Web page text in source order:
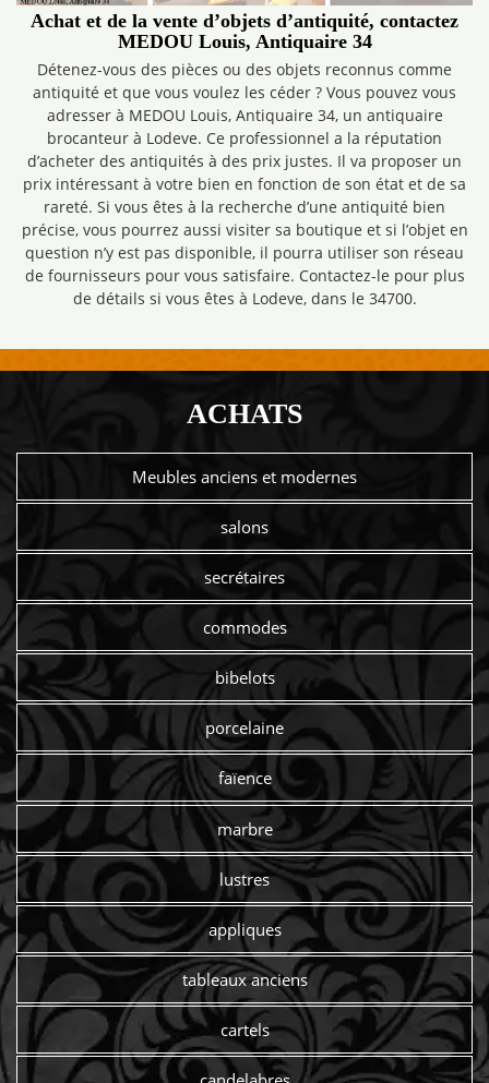
Achat et de la vente d’objets d’antiquité, contactez
MEDOU Louis, Antiquaire 34
Détenez-vous des pièces ou des objets reconnus comme
antiquité et que vous voulez les céder ? Vous pouvez vous
adresser à MEDOU Louis, Antiquaire 34, un antiquaire
brocanteur à Lodeve. Ce professionnel a la réputation
d’acheter des antiquités à des prix justes. Il va proposer un
prix intéressant à votre bien en fonction de son état et de sa
rareté. Si vous êtes à la recherche d’une antiquité bien
précise, vous pourrez aussi visiter sa boutique et si l’objet en
question n’y est pas disponible, il pourra utiliser son réseau
de fournisseurs pour vous satisfaire. Contactez-le pour plus
de détails si vous êtes à Lodeve, dans le 34700.
ACHATS
Meubles anciens et modernes
salons
secrétaires
commodes
bibelots
porcelaine
faïence
marbre
lustres
appliques
tableaux anciens
cartels